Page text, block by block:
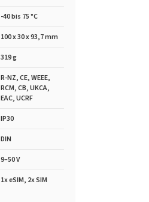
-40 bis 75 °C
100 x 30 x 93,7 mm
319 g
R-NZ, CE, WEEE,
RCM, CB, UKCA,
EAC, UCRF
IP30
DIN
9–50 V
1x eSIM, 2x SIM